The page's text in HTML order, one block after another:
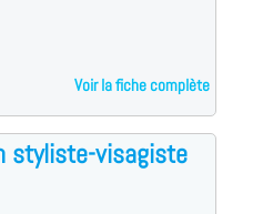
Voir la fiche complète
styliste-visagiste